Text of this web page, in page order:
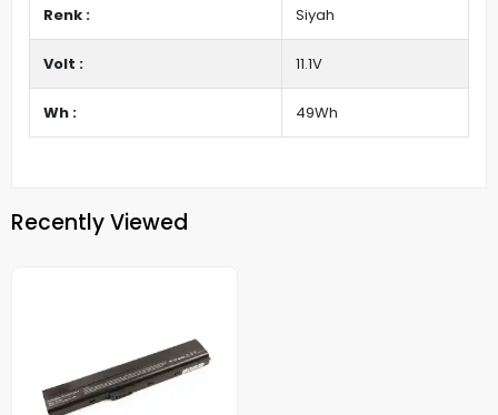
Renk : Siyah
Volt : 11.1V
Wh : 49Wh
Recently Viewed